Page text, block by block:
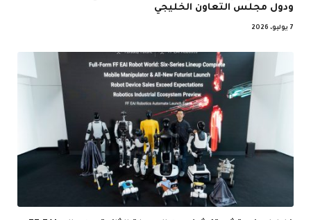
ودول مجلس التعاون الخليجي
7 يوليو، 2026